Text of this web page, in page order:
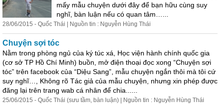
mấy mẫu chuyện dưới đây để bạn hữu cùng suy
nghĩ, bàn luận nếu có quan tâm…...
28/06/2015 - Quốc Thái | Nguồn tin : Nguyễn Hùng Thái
Chuyện sợi tóc
Nằm trong phòng ngủ của ký túc xá, Học viện hành chính quốc gia
(cơ sở TP Hồ Chí Minh) buồn, mở điện thoại đọc xong “Chuyện sợi
tóc” trên facebook của “Diệu Sang”, mẫu chuyện ngắn thôi mà tôi cứ
suy nghĩ…, Không rõ Tác giả của mẫu chuyện, nhưng xin phép được
đăng lại trên trang wab cá nhân để chia......
25/06/2015 - Quốc Thái (sưu tầm, bàn luận) | Nguồn tin : Nguyễn Hùng Thái